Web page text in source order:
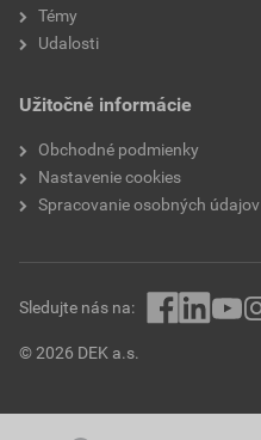
Témy
Udalosti
Užitočné informácie
Obchodné podmienky
Nastavenie cookies
Spracovanie osobných údajov
© 2026 DEK a.s.
Sledujte nás na: